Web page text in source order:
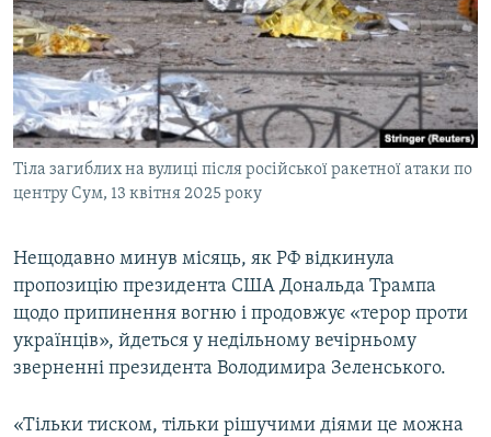
Тіла загиблих на вулиці після російської ракетної атаки по
центру Сум, 13 квітня 2025 року
Нещодавно минув місяць, як РФ відкинула
пропозицію президента США Дональда Трампа
щодо припинення вогню і продовжує «терор проти
українців», йдеться у недільному вечірньому
зверненні президента Володимира Зеленського.
«Тільки тиском, тільки рішучими діями це можна